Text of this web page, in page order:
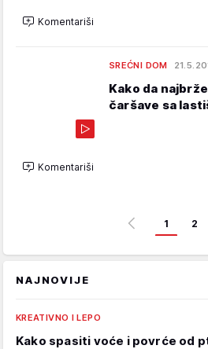
Komentariši
SREĆNI DOM
Kako da
čaršave sa
Komentariši
1 2
NAJNOVIJE
KREATIVNO I LEPO
Kako spasiti voće i povrće od